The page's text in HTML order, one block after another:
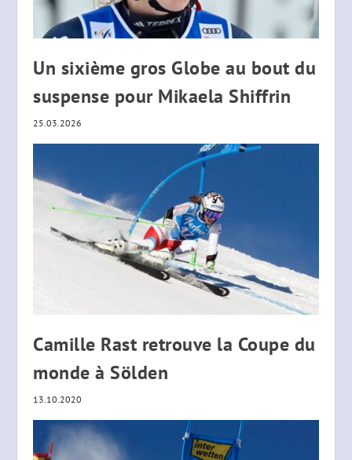
Un sixième gros Globe au bout du
suspense pour Mikaela Shiffrin
25.03.2026
Camille Rast retrouve la Coupe du
monde à Sölden
13.10.2020